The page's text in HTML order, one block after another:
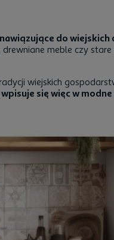
do
drewniane meble czy
wiejskich
się więc w